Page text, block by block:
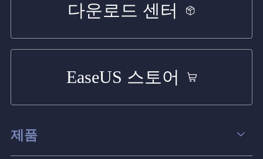
다운로드 센터
EaseUS 스토어
제품